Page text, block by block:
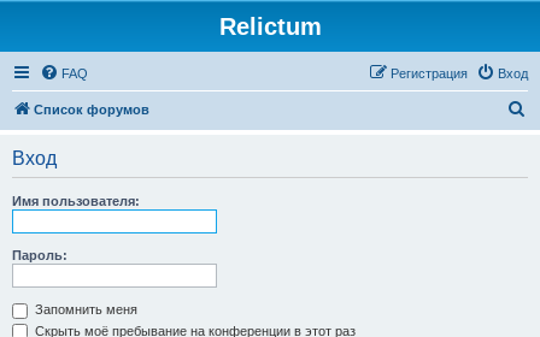
Relictum
FAQ Вход
Регистрация
Список форумов
Вход
Имя пользователя:
Пароль:
Запомнить меня
Скрыть моё пребывание на конференции в этот раз